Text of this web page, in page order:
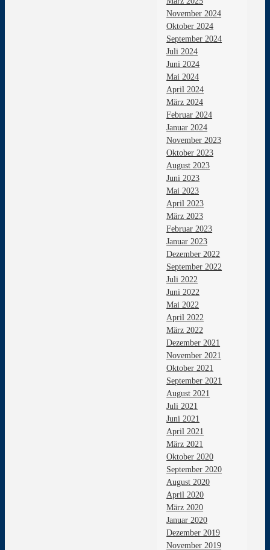
November 2024
Oktober 2024
September 2024
Juli 2024
Juni 2024
Mai 2024
April 2024
März 2024
Februar 2024
Januar 2024
November 2023
Oktober 2023
August 2023
Juni 2023
Mai 2023
April 2023
März 2023
Februar 2023
Januar 2023
Dezember 2022
September 2022
Juli 2022
Juni 2022
Mai 2022
April 2022
März 2022
Dezember 2021
November 2021
Oktober 2021
September 2021
August 2021
Juli 2021
Juni 2021
April 2021
März 2021
Oktober 2020
September 2020
August 2020
April 2020
März 2020
Januar 2020
Dezember 2019
November 2019